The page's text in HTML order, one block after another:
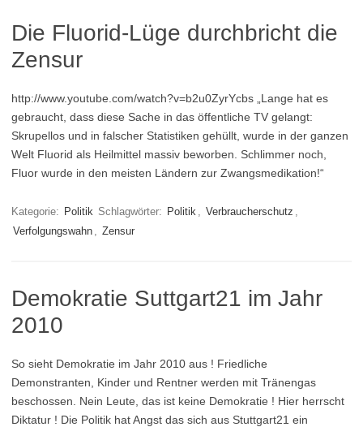
Die Fluorid-Lüge durchbricht die
Zensur
http://www.youtube.com/watch?v=b2u0ZyrYcbs „Lange hat es
gebraucht, dass diese Sache in das öffentliche TV gelangt:
Skrupellos und in falscher Statistiken gehüllt, wurde in der ganzen
Welt Fluorid als Heilmittel massiv beworben. Schlimmer noch,
Fluor wurde in den meisten Ländern zur Zwangsmedikation!“
Kategorie: Politik Schlagwörter: Politik , Verbraucherschutz ,
Verfolgungswahn , Zensur
Demokratie Suttgart21 im Jahr
2010
So sieht Demokratie im Jahr 2010 aus ! Friedliche
Demonstranten, Kinder und Rentner werden mit Tränengas
beschossen. Nein Leute, das ist keine Demokratie ! Hier herrscht
Diktatur ! Die Politik hat Angst das sich aus Stuttgart21 ein